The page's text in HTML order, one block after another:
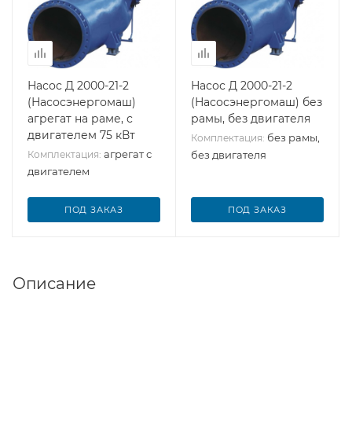
Насос Д 2000-21-2
(Насосэнергомаш)
агрегат на раме, с
двигателем 75 кВт
Комплектация: агрегат с
двигателем
ПОД ЗАКАЗ
Насос Д 2000-21-2
(Насосэнергомаш) без
рамы, без двигателя
Комплектация: без рамы,
без двигателя
ПОД ЗАКАЗ
Описание